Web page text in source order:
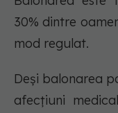
30% dintre
mod regulat.
Deși balonarea
afecțiuni